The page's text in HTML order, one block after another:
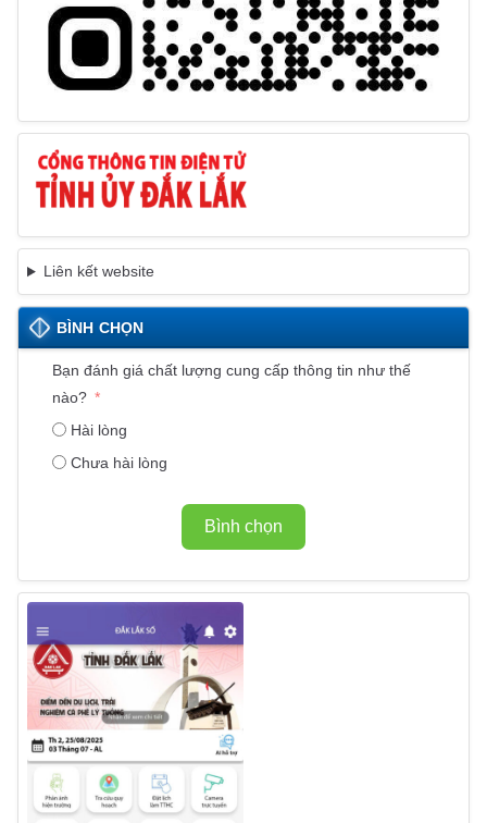
Liên kết website
BÌNH CHỌN
Bạn đánh giá chất lượng cung cấp thông tin như thế
nào?
Hài lòng
Chưa hài lòng
Bình chọn